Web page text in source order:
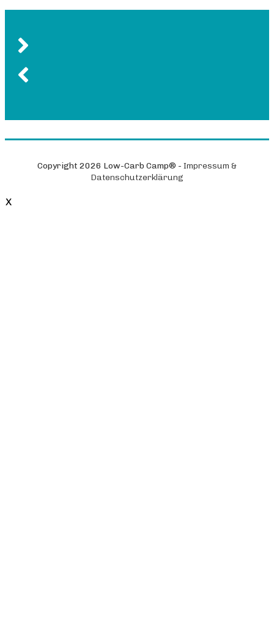
Copyright 2026 Low-Carb Camp® - Impressum &
Datenschutzerklärung
X